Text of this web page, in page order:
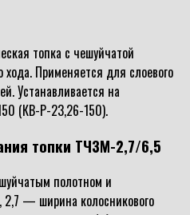
топка с чешуйчатой
хода. Применяется для слоевого
Устанавливается на
(КВ-Р-23,26-150).
топки ТЧЗМ-2,7/6,5
полотном и
2,7 — ширина колосникового